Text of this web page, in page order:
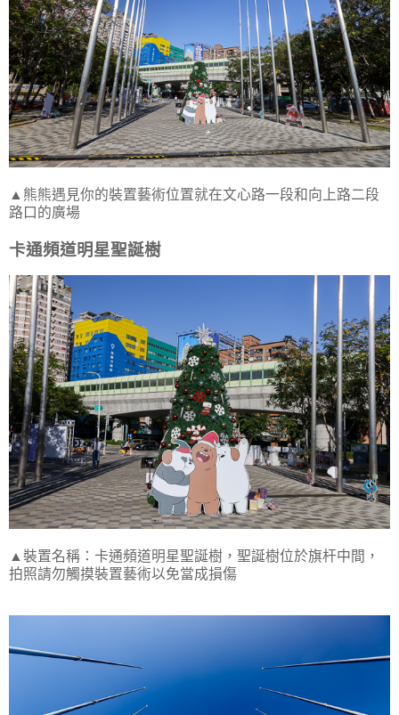
▲熊熊遇見你的裝置藝術位置就在文心路一段和向上路二段
路口的廣場
卡通頻道明星聖誕樹
▲裝置名稱：卡通頻道明星聖誕樹，聖誕樹位於旗杆中間，
拍照請勿觸摸裝置藝術以免當成損傷